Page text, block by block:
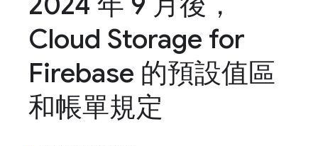
Cloud Storage for
Firebase 的預設值區
和帳單規定